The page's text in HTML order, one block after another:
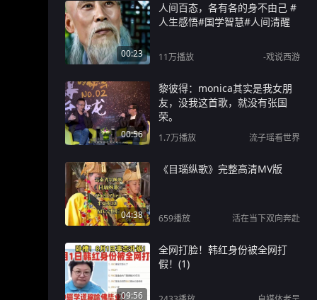
00:23
人间百态，各有各的身不由己 #
人生感悟#国学智慧#人间清醒
11万播放 -戏说西游
00:56
黎彼得：monica其实是我女朋
友，没我这首歌，就没有张国
荣。
1.7万播放 流子瑶看世界
04:38
《目瑙纵歌》完整高清MV版
659播放 活在当下双向奔赴
09:56
全网打脸！韩红身份被全网打
假！(1)